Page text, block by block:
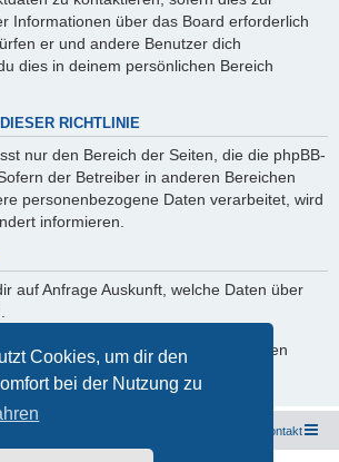
Cookies, um dir den
bei der Nutzung zu
Informationen über das Board erforderlich
er und andere Benutzer dich
dies in deinem persönlichen Bereich
RICHTLINIE
nur den Bereich der Seiten, die die phpBB-
der Betreiber in anderen Bereichen
personenbezogene Daten verarbeitet, wird
informieren.
auf Anfrage Auskunft, welche Daten über
Löschung bzw. Sperrung deiner Daten
hierzu bitte den Betreiber.
Kontakt